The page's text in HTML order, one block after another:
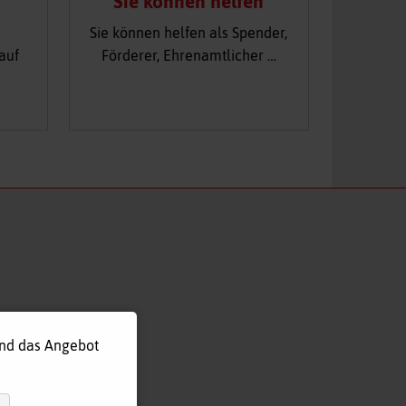
Sie können helfen als Spender,
Förderer, Ehrenamtlicher …
das Angebot